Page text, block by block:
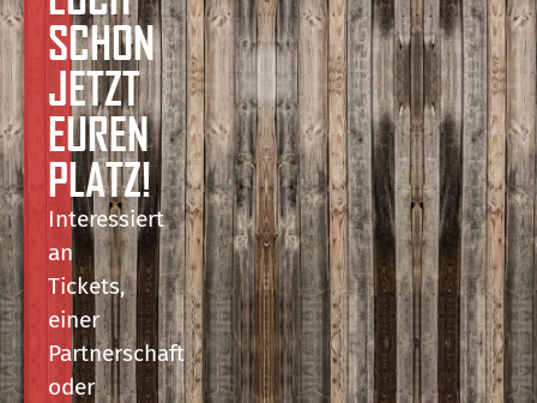
SCHON
JETZT
EUREN
PLATZ!
Interessiert
an
Tickets,
einer
Partnerschaft
oder